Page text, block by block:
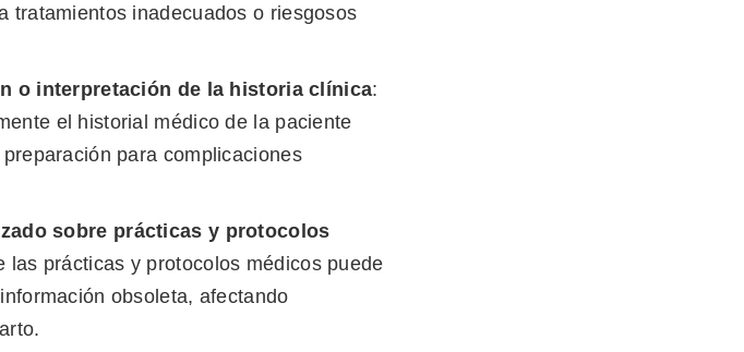
tratamientos inadecuados o riesgosos
o interpretación de la historia clínica:
el historial médico de la paciente
para complicaciones
sobre prácticas y protocolos
las prácticas y protocolos médicos puede
obsoleta, afectando